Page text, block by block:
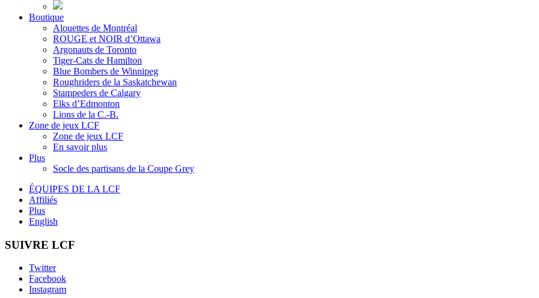
Boutique
Alouettes de Montréal
ROUGE et NOIR d’Ottawa
Argonauts de Toronto
Tiger-Cats de Hamilton
Blue Bombers de Winnipeg
Roughriders de la Saskatchewan
Stampeders de Calgary
Elks d’Edmonton
Lions de la C.-B.
Zone de jeux LCF
Zone de jeux LCF
En savoir plus
Plus
Socle des partisans de la Coupe Grey
ÉQUIPES DE LA LCF
Affiliés
Plus
English
SUIVRE LCF
Twitter
Facebook
Instagram